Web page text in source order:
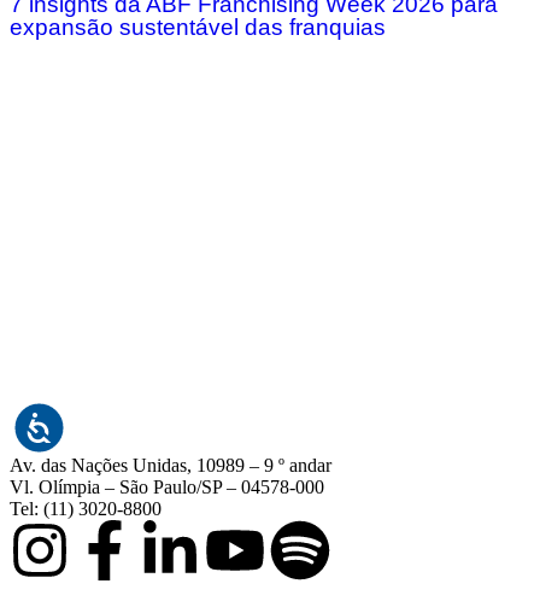
expansão sustentável das franquias
Av. das Nações Unidas, 10989 – 9 º andar
Vl. Olímpia – São Paulo/SP – 04578-000
Tel: (11) 3020-8800